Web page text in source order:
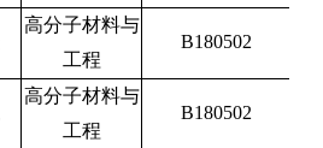
高分子材料与
工程
B180502
高分子材料与
工程
B180502